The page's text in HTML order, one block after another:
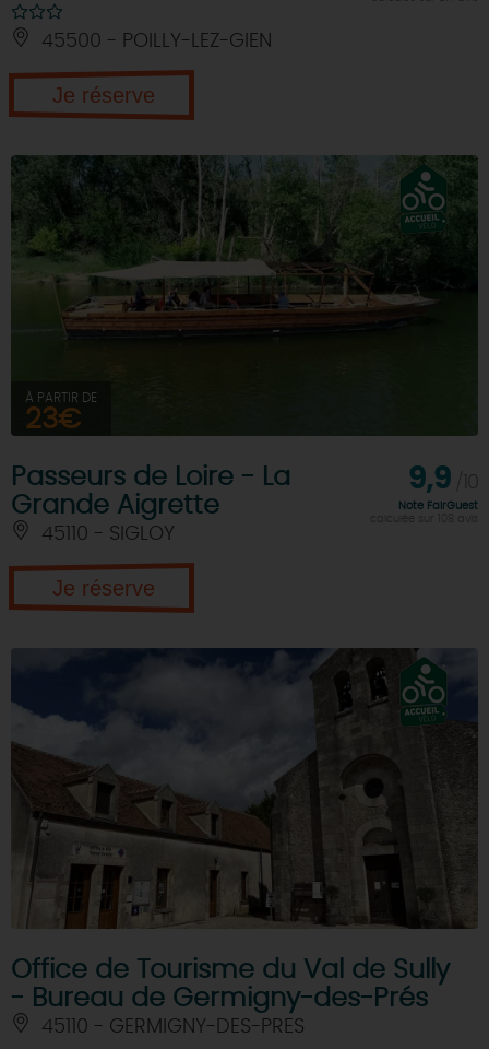
45500 - POILLY-LEZ-GIEN
Je réserve
À PARTIR DE
23€
Passeurs de Loire - La
Grande Aigrette
45110 - SIGLOY
9,9
Note FairGuest
Je réserve
Office de Tourisme du Val de Sully
- Bureau de Germigny-des-Prés
45110 - GERMIGNY-DES-PRES